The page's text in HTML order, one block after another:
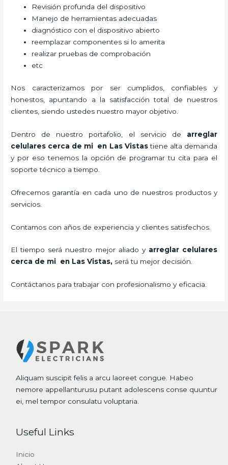
Revisión profunda del dispositivo
Manejo de herramientas adecuadas
diagnóstico con el dispositivo abierto
reemplazar componentes si lo amerita
realizar pruebas de comprobación
etc
Nos caracterizamos por ser cumplidos, confiables y
honestos, apuntando a la satisfacción total de nuestros
clientes, siendo ustedes nuestro mayor objetivo.
Dentro de nuestro portafolio, el servicio de arreglar
celulares cerca de mi en Las Vistastiene alta demanda
y por eso tenemos la opción de programar tu cita para el
soporte técnico a tiempo.
Ofrecemos garantía en cada uno de nuestros productos y
servicios.
Contamos con años de experiencia y clientes satisfechos.
El tiempo será nuestro mejor aliado y arreglar celulares
cerca de mi en Las Vistas, será tu mejor decisión.
Contáctanos para trabajar con profesionalismo y eficacia.
Aliquam suscipit felis a arcu laoreet congue. Habeo
nemore appellanturusu putant adolescens conse quuntur
ei, mel tempor consulatu voluptaria.
Useful Links
Inicio